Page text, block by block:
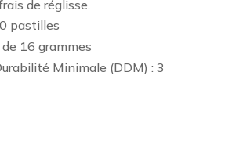
de réglisse.
pastilles
16 grammes
Minimale (DDM) : 3